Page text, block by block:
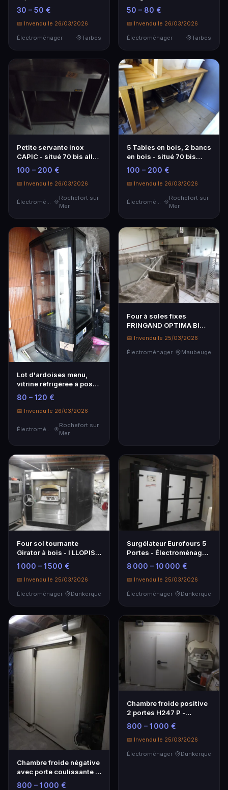
DESIGNATION A L'HOTEL
DES VENTES,
EXPOSITION SUR PLACE
LE MATIN DE LA VENTE...
30 – 50 €
📅 Invendu le 26/03/2026
Électroménager
Tarbes
testé). FRAIS 14,28 %
VENDU SUR
DESIGNATION A L'HOTEL
DES VENTES,
EXPOSITION SUR P...
50 – 80 €
📅 Invendu le 26/03/2026
Électroménager
Tarbes
Petite servante inox
CAPIC - situé 70 bis allée
des acacias 17190
BOYARDVILLE - visite le
25/03 de 10h30 à 11h30 -
100 – 200 €
📅 Invendu le 26/03/2026
Électroménager
Rochefort sur
Mer
5 Tables en bois, 2 bancs
en bois - situé 70 bis
allée des acacias 17190
BOYARDVILLE - visite le
25/03 de 10h30 à 11h...
100 – 200 €
📅 Invendu le 26/03/2026
Électroménager
Rochefort sur
Mer
Lot d'ardoises menu,
vitrine réfrigérée à poser
- situé 70 bis allée des
acacias 17190
BOYARDVILLE - visite le
80 – 120 €
📅 Invendu le 26/03/2026
Électroménager
Rochefort sur
Mer
Four à soles fixes
FRINGAND OPTIMA BI
ENERGIE -
professionnel
📅 Invendu le 25/03/2026
Électroménager
Maubeuge
Four sol tournante
Girator à bois - I LLOPIS
année 2021 (cha…
1 000 – 1 500 €
📅 Invendu le 25/03/2026
Électroménager
Dunkerque
Surgélateur Eurofours 5
Portes - Électroménager
Professionnel
8 000 – 10 000 €
📅 Invendu le 25/03/2026
Électroménager
Dunkerque
Chambre froide négative
avec porte coulissante -
Électroménager
800 – 1 000 €
Chambre froide positive
2 portes H247 P -
Électroménager
800 – 1 000 €
📅 Invendu le 25/03/2026
Électroménager
Dunkerque